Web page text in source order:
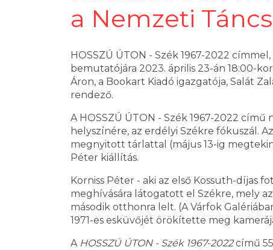
a Nemzeti
HOSSZÚ ÚTON - Szék 1967-2022
bemutatójára 2023. április 23-án 18:00-
Áron, a Bookart Kiadó igazgatója, Salát
rendező.
A HOSSZÚ ÚTON - Szék 1967-2022
helyszínére, az erdélyi Székre fókuszál.
megnyitott tárlattal (május 13-ig
Péter kiállítás.
Korniss Péter - aki az első Kossuth-díjas
meghívására látogatott el Székre, mely
második otthonra lelt. (A Várfok
1971-es esküvőjét örökítette meg
A HOSSZÚ ÚTON - Szék 1967-2022című